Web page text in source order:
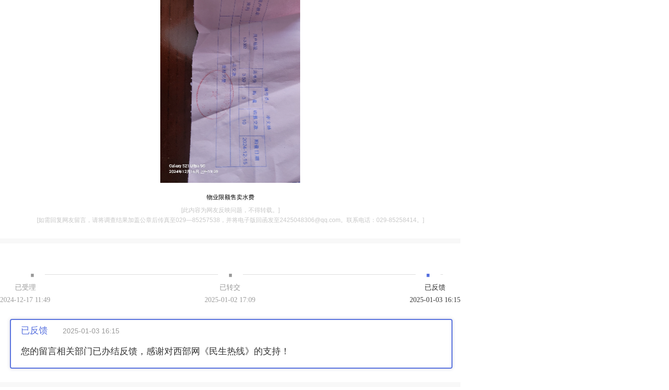
物业限额售卖水费
[此内容为网友反映问题，不得转载。]
[如需回复网友留言，请将调查结果加盖公章后传真至029—85257538，并将电子版回函发至2425048306@qq.com。联系电话：029-85258414。]
· · ·
已受理
2024-12-17 11:49
已转交
2025-01-02 17:09
已反馈
2025-01-03 16:15
已反馈 2025-01-03 16:15
您的留言相关部门已办结反馈，感谢对西部网《民生热线》的支持！